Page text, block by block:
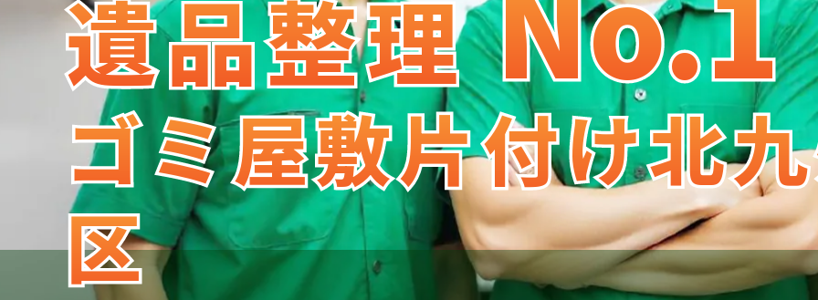
遺品整理
ゴミ屋敷片付け北
区
遺品整理
ゴミ屋敷片付け北
区